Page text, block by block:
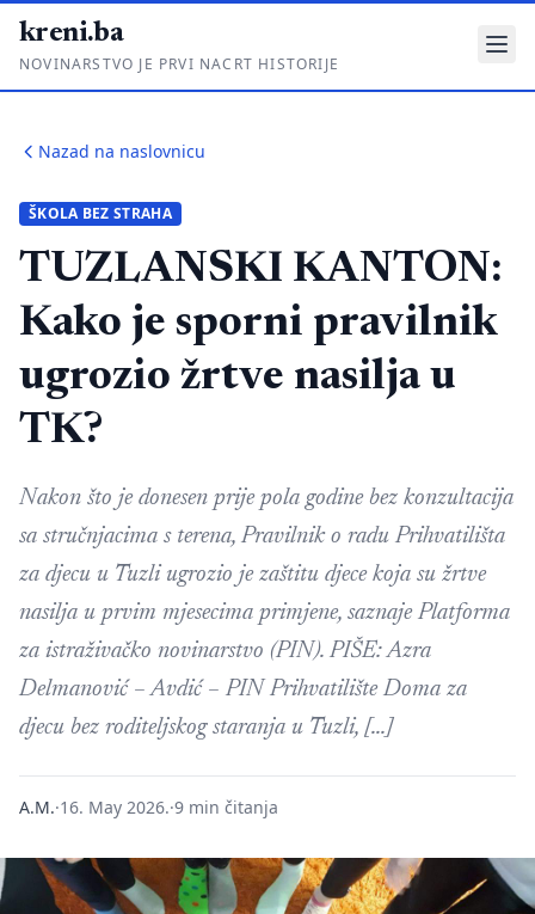
kreni.ba
NOVINARSTVO JE PRVI NACRT HISTORIJE
Ponos i glas
Daljinski u ruke
Romski put
O nama
Impressum
Kontakt
Nazad na naslovnicu
ŠKOLA BEZ STRAHA
TUZLANSKI KANTON:
Kako je sporni pravilnik
ugrozio žrtve nasilja u
TK?
Nakon što je donesen prije pola godine bez konzultacija
sa stručnjacima s terena, Pravilnik o radu Prihvatilišta
za djecu u Tuzli ugrozio je zaštitu djece koja su žrtve
nasilja u prvim mjesecima primjene, saznaje Platforma
za istraživačko novinarstvo (PIN). PIŠE: Azra
Delmanović – Avdić – PIN Prihvatilište Doma za
djecu bez roditeljskog staranja u Tuzli, […]
A.M.·16. May 2026.·9 min čitanja